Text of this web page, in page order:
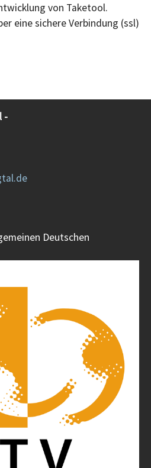
von Taketool.
eine sichere Verbindung (ssl)
-
Deutschen